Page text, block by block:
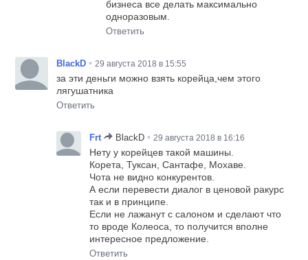
бизнеса все делать максимально
одноразовым.
Ответить
BlackD • 29 августа 2018 в 15:55
за эти деньги можно взять корейца,чем этого
лягушатника
Ответить
Frt BlackD • 29 августа 2018 в 16:16
Нету у корейцев такой машины.
Корета, Туксан, Сантафе, Мохаве.
Чота не видно конкурентов.
А если перевести диалог в ценовой ракурс
так и в принципе.
Если не лажанут с салоном и сделают что
то вроде Колеоса, то получится вполне
интересное предложение.
Ответить